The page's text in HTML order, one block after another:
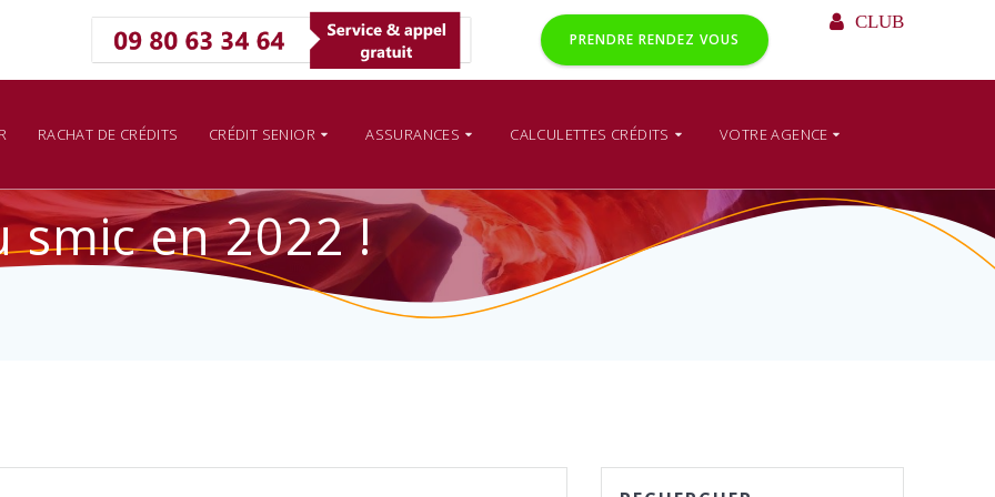
PRENDRE RENDEZ VOUS
CLUB
RACHAT DE CRÉDITS CRÉDIT SENIOR ASSURANCES CALCULETTES CRÉDITS VOTRE AGENCE
en 2022 !